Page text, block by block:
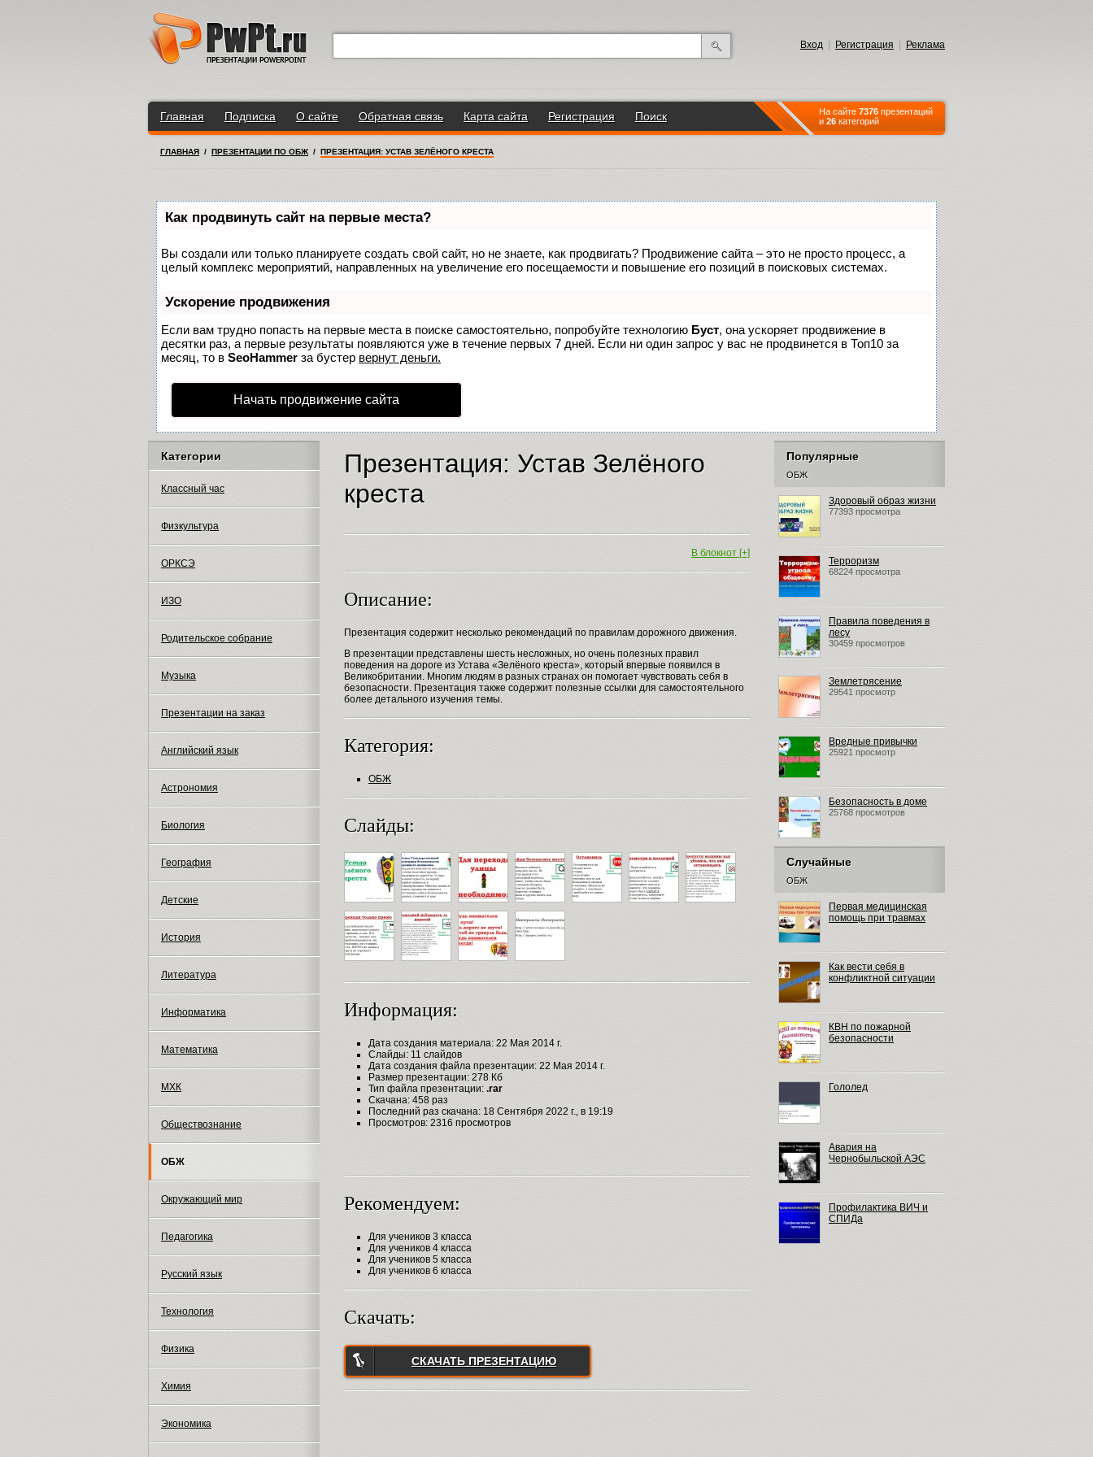
Вход Регистрация Реклама
Главная Подписка О сайте Обратная связь Карта сайта Регистрация Поиск На сайте 7376 презентаций
и 26 категорий
ГЛАВНАЯ / ПРЕЗЕНТАЦИИ ПО ОБЖ / ПРЕЗЕНТАЦИЯ: УСТАВ ЗЕЛЁНОГО КРЕСТА
Как продвинуть сайт на первые места?
Вы создали или только планируете создать свой сайт, но не знаете, как продвигать? Продвижение сайта – это не просто процесс, а
целый комплекс мероприятий, направленных на увеличение его посещаемости и повышение его позиций в поисковых системах.
Ускорение продвижения
Если вам трудно попасть на первые места в поиске самостоятельно, попробуйте технологию Буст, она ускоряет продвижение в
десятки раз, а первые результаты появляются уже в течение первых 7 дней. Если ни один запрос у вас не продвинется в Топ10 за
месяц, то в SeoHammer за бустер вернут деньги.
Начать продвижение сайта
Категории
Классный час
Физкультура
ОРКСЭ
ИЗО
Родительское собрание
Музыка
Презентации на заказ
Английский язык
Астрономия
Биология
География
Детские
История
Литература
Информатика
Математика
МХК
Обществознание
ОБЖ
Окружающий мир
Педагогика
Русский язык
Технология
Физика
Химия
Экономика
Презентация: Устав Зелёного
креста
В блокнот [+]
Описание:
Презентация содержит несколько рекомендаций по правилам дорожного движения.
В презентации представлены шесть несложных, но очень полезных правил
поведения на дороге из Устава «Зелёного креста», который впервые появился в
Великобритании. Многим людям в разных странах он помогает чувствовать себя в
безопасности. Презентация также содержит полезные ссылки для самостоятельного
более детального изучения темы.
Категория:
ОБЖ
Слайды:
Информация:
Дата создания материала: 22 Мая 2014 г.
Слайды: 11 слайдов
Дата создания файла презентации: 22 Мая 2014 г.
Размер презентации: 278 Кб
Тип файла презентации: .rar
Скачана: 458 раз
Последний раз скачана: 18 Сентября 2022 г., в 19:19
Просмотров: 2316 просмотров
Рекомендуем:
Для учеников 3 класса
Для учеников 4 класса
Для учеников 5 класса
Для учеников 6 класса
Скачать:
СКАЧАТЬ ПРЕЗЕНТАЦИЮ
Популярные
ОБЖ
Здоровый образ жизни
77393 просмотра
Терроризм
68224 просмотра
Правила поведения в
лесу
30459 просмотров
Землетрясение
29541 просмотр
Вредные привычки
25921 просмотр
Безопасность в доме
25768 просмотров
Случайные
ОБЖ
Первая медицинская
помощь при травмах
Как вести себя в
конфликтной ситуации
КВН по пожарной
безопасности
Гололед
Авария на
Чернобыльской АЭС
Профилактика ВИЧ и
СПИДа